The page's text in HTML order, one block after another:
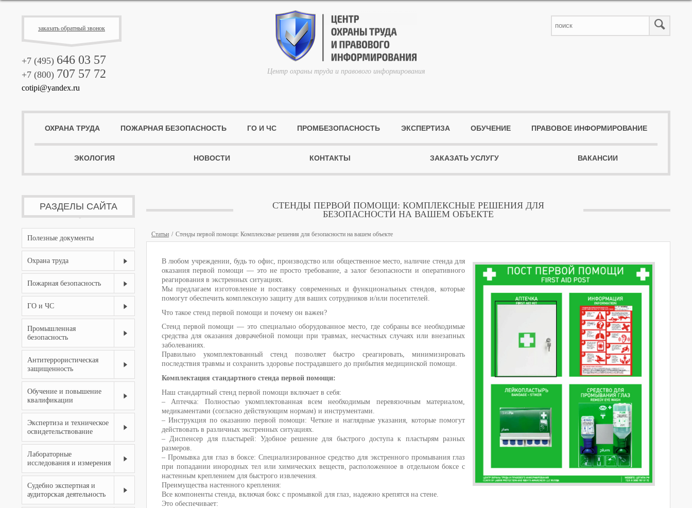
заказать обратный звонок
+7 (495) 646 03 57
+7 (800) 707 57 72
cotipi@yandex.ru
Центр охраны труда и правового информирования
ОХРАНА ТРУДА ПОЖАРНАЯ БЕЗОПАСНОСТЬ ГО И ЧС ПРОМБЕЗОПАСНОСТЬ ЭКСПЕРТИЗА ОБУЧЕНИЕ ПРАВОВОЕ ИНФОРМИРОВАНИЕ
ЭКОЛОГИЯ НОВОСТИ КОНТАКТЫ ЗАКАЗАТЬ УСЛУГУ ВАКАНСИИ
РАЗДЕЛЫ САЙТА
Полезные документы
Охрана труда
Пожарная безопасность
ГО и ЧС
Промышленная
безопасность
Антитеррористическая
защищенность
Обучение и повышение
квалификации
Экспертиза и техническое
освидетельствование
Лабораторные
исследования и измерения
Судебно экспертная и
аудиторская деятельность
СТЕНДЫ ПЕРВОЙ ПОМОЩИ: КОМПЛЕКСНЫЕ РЕШЕНИЯ ДЛЯ
БЕЗОПАСНОСТИ НА ВАШЕМ ОБЪЕКТЕ
Статьи Стенды первой помощи: Комплексные решения для безопасности на вашем объекте
В любом учреждении, будь то офис, производство или общественное место, наличие стенда для
оказания первой помощи — это не просто требование, а залог безопасности и оперативного
реагирования в экстренных ситуациях.
Мы предлагаем изготовление и поставку современных и функциональных стендов, которые
помогут обеспечить комплексную защиту для ваших сотрудников и/или посетителей.
Что такое стенд первой помощи и почему он важен?
Стенд первой помощи — это специально оборудованное место, где собраны все необходимые
средства для оказания доврачебной помощи при травмах, несчастных случаях или внезапных
заболеваниях.
Правильно укомплектованный стенд позволяет быстро среагировать, минимизировать
последствия травмы и сохранить здоровье пострадавшего до прибытия медицинской помощи.
Комплектация стандартного стенда первой помощи:
Наш стандартный стенд первой помощи включает в себя:
– Аптечка: Полностью укомплектованная всем необходимым перевязочным материалом,
медикаментами (согласно действующим нормам) и инструментами.
– Инструкция по оказанию первой помощи: Четкие и наглядные указания, которые помогут
действовать в различных экстренных ситуациях.
– Диспенсер для пластырей: Удобное решение для быстрого доступа к пластырям разных
размеров.
– Промывка для глаз в боксе: Специализированное средство для экстренного промывания глаз
при попадании инородных тел или химических веществ, расположенное в отдельном боксе с
настенным креплением для быстрого извлечения.
Преимущества настенного крепления:
Все компоненты стенда, включая бокс с промывкой для глаз, надежно крепятся на стене.
Это обеспечивает: